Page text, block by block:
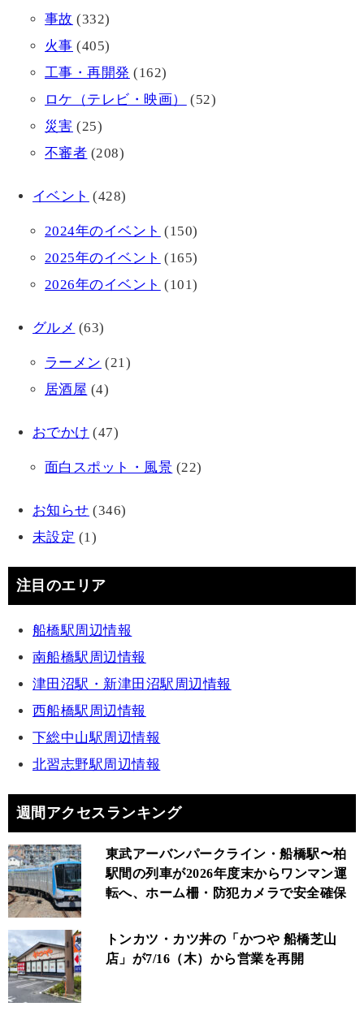
事故 (332)
火事 (405)
工事・再開発 (162)
ロケ（テレビ・映画）
(52)
災害 (25)
不審者 (208)
イベント (428)
2024年のイベント (150)
2025年のイベント (165)
2026年のイベント (101)
グルメ (63)
ラーメン (21)
居酒屋 (4)
おでかけ (47)
面白スポット・風景 (22)
お知らせ (346)
未設定 (1)
注目のエリア
船橋駅周辺情報
南船橋駅周辺情報
津田沼駅・新津田沼駅周辺情報
西船橋駅周辺情報
下総中山駅周辺情報
北習志野駅周辺情報
週間アクセスランキング
東武アーバンパークライン・船橋駅〜柏
駅間の列車が2026年度末からワンマン運
転へ、ホーム柵・防犯カメラで安全確保
トンカツ・カツ丼の「かつや 船橋芝山
店」が7/16（木）から営業を再開